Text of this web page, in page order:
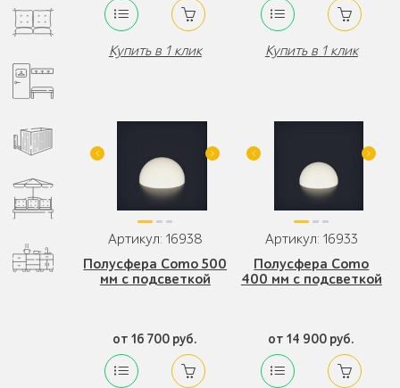
Купить в 1 клик Купить в 1 клик
Артикул: 16938
Полусфера Como 500
мм с подсветкой
от 16 700 руб.
Артикул: 16933
Полусфера Como
400 мм с подсветкой
от 14 900 руб.